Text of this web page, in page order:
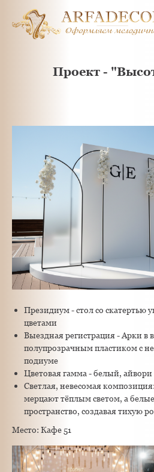
Проект -
Президиум - стол со скатертью
цветами
Выездная регистрация - Арки в
полупрозрачным пластиком с
подиуме
Цветовая гамма - белый, айвори
Светлая, невесомая
мерцают тёплым светом, а
пространство, создавая тихую
Место: Кафе 51